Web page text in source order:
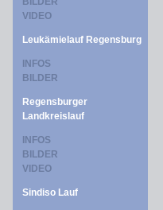
VIDEO
Leukämielauf Regensburg
INFOS
BILDER
Regensburger
Landkreislauf
INFOS
BILDER
VIDEO
Sindiso Lauf